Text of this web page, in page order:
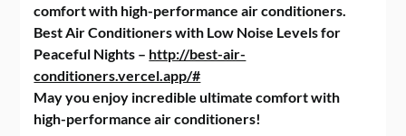
comfort with high-performance air conditioners.
Best Air Conditioners with Low Noise Levels for
Peaceful Nights – http://best-air-
conditioners.vercel.app/#
May you enjoy incredible ultimate comfort with
high-performance air conditioners!